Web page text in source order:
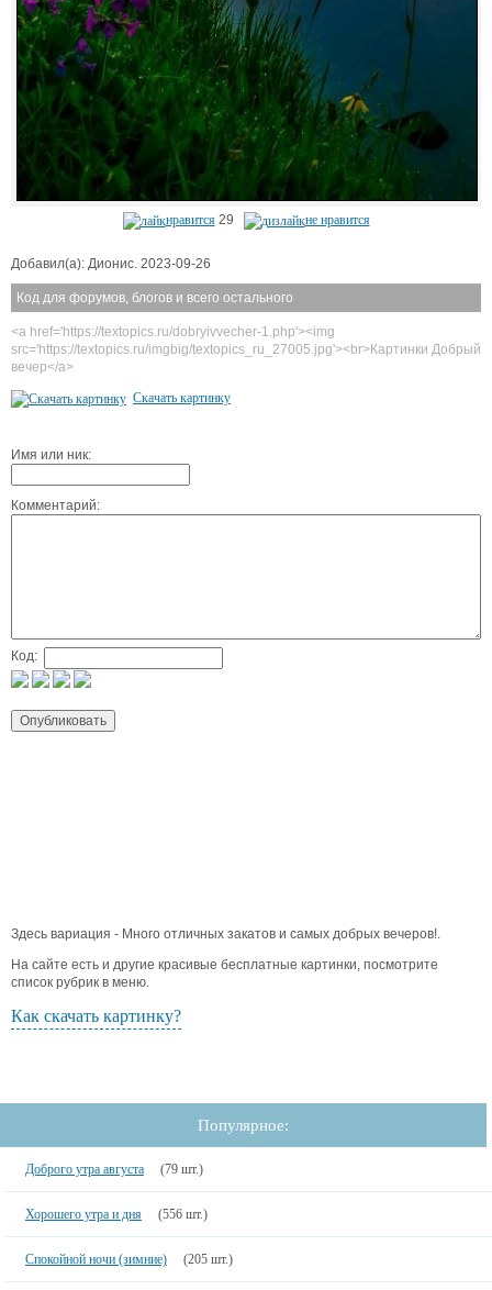
нравится 29 не нравится
Добавил(а): Дионис. 2023-09-26
Код для форумов, блогов и всего остального
<a href='https://textopics.ru/dobryivvecher-1.php'><img
src='https://textopics.ru/imgbig/textopics_ru_27005.jpg'><br>Картинки Добрый
вечер</a>
Скачать картинку
Имя или ник:
Комментарий:
Код:
Здесь вариация - Много отличных закатов и самых добрых вечеров!.
На сайте есть и другие красивые бесплатные картинки, посмотрите
список рубрик в меню.
Как скачать картинку?
Популярное:
Доброго утра августа (79 шт.)
Хорошего утра и дня (556 шт.)
Спокойной ночи (зимние) (205 шт.)